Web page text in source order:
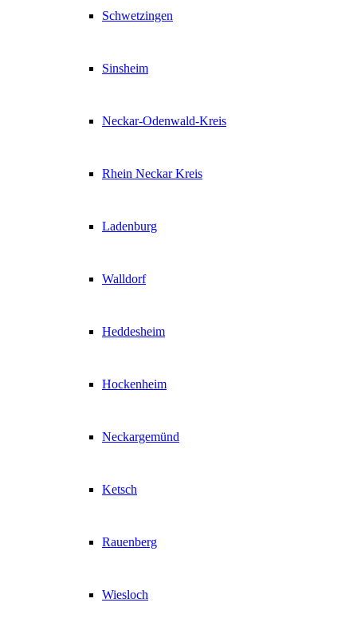
Schwetzingen
Sinsheim
Neckar-Odenwald-Kreis
Rhein Neckar Kreis
Ladenburg
Walldorf
Heddesheim
Hockenheim
Neckargemünd
Ketsch
Rauenberg
Wiesloch